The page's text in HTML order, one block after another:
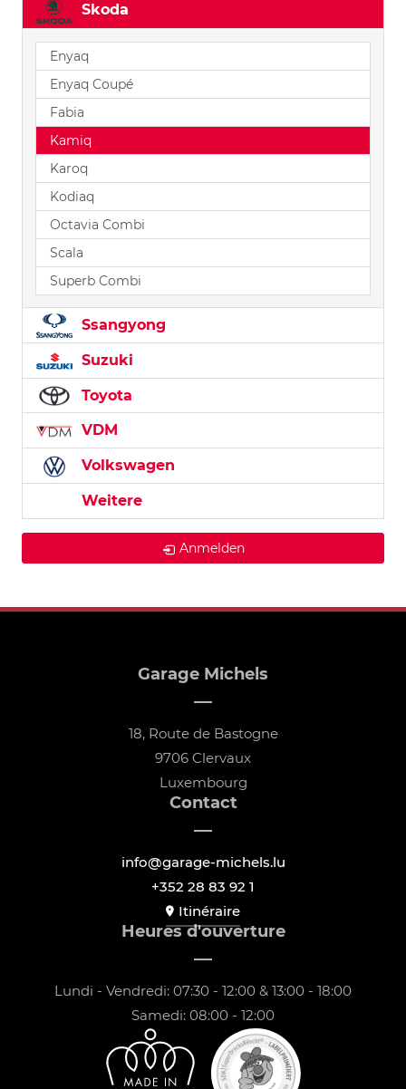
Skoda
Enyaq
Enyaq Coupé
Fabia
Kamiq
Karoq
Kodiaq
Octavia Combi
Scala
Superb Combi
Ssangyong
Suzuki
Toyota
VDM
Volkswagen
Weitere
Anmelden
Garage Michels
18, Route de Bastogne
9706 Clervaux
Luxembourg
Contact
info@garage-michels.lu
+352 28 83 92 1
Itinéraire
Heures d'ouverture
Lundi - Vendredi: 07:30 - 12:00 & 13:00 - 18:00
Samedi: 08:00 - 12:00